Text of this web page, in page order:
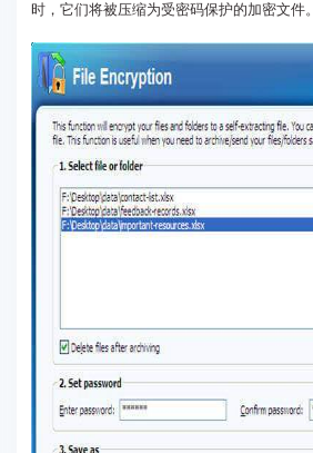
时，它们将被压缩为受密码保护的加密文件。